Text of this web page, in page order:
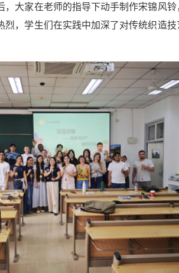
，大家在老师的指导下动手制作宋锦风
，学生们在实践中加深了对传统织造